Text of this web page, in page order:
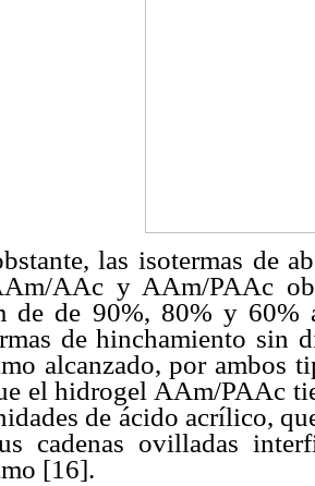
las isotermas de
AAc y AAm/PAAc
de de 90%, 80% y 60%
de hinchamiento sin
alcanzado, por ambos
el hidrogel AAm/PAAc
de ácido acrílico,
cadenas ovilladas
[16].